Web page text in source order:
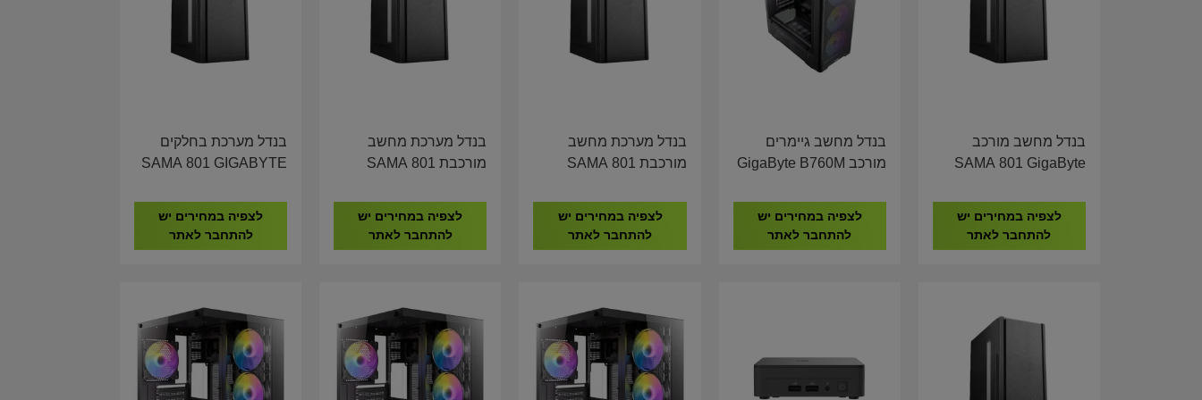
בנדל מחשב מורכב
SAMA 801 GigaByte
DDR4 1TB NVME
לצפיה במחירים יש
להתחבר לאתר
בנדל מחשב גיימרים
מורכב GigaByte B760M
1TB NVME RTX 5060
לצפיה במחירים יש
להתחבר לאתר
בנדל מערכת מחשב
מורכבת SAMA 801
10400 16GB DDR4
512GB NVME
לצפיה במחירים יש
להתחבר לאתר
בנדל מערכת מחשב
מורכבת SAMA 801
10500 8GB DDR4
512GB NVME
לצפיה במחירים יש
להתחבר לאתר
בנדל מערכת בחלקים
SAMA 801 GIGABYTE
DDR4 1TB NVME
לצפיה במחירים יש
להתחבר לאתר